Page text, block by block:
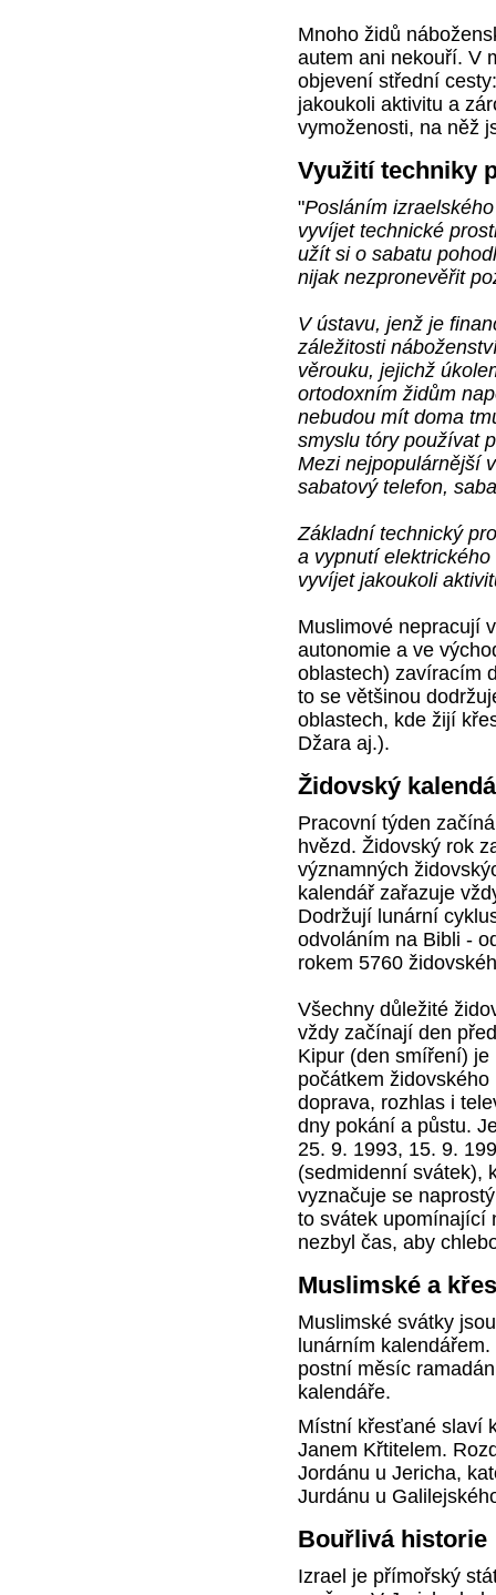
Mnoho židů
autem ani nekouří. V
objevení střední
jakoukoli aktivitu a
vymoženosti, na něž
Využití techniky
"Posláním
vyvíjet technické
užít si o sabatu
nijak nezpronevěřit
V ústavu, jenž je
záležitosti
věrouku, jejichž
ortodoxním židům
nebudou mít doma
smyslu tóry používat
Mezi nejpopulárnější
sabatový telefon,
Základní technický
a vypnutí
vyvíjet jakoukoli
Muslimové nepracují
autonomie a ve
oblastech) zavíracím
to se většinou
oblastech, kde žijí
Džara aj.).
Židovský
Pracovní týden
hvězd. Židovský rok
významných
kalendář zařazuje
Dodržují lunární
odvoláním na Bibli -
rokem 5760
Všechny důležité
vždy začínají den
Kipur (den smíření)
počátkem
doprava, rozhlas i
dny pokání a půstu.
25. 9. 1993, 15. 9.
(sedmidenní svátek),
vyznačuje se
to svátek upomínající
nezbyl čas, aby
Muslimské a
Muslimské svátky
lunárním
postní měsíc
kalendáře.
Místní křesťané slaví
Janem Křtitelem.
Jordánu u Jericha,
Jurdánu u
Bouřlivá historie
Izrael je přímořský